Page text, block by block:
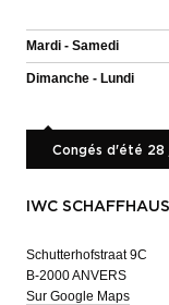
Mardi - Samedi
Dimanche - Lundi
Congés d'été 28
IWC
Schutterhofstraat 9C
B-2000 ANVERS
Sur Google Maps